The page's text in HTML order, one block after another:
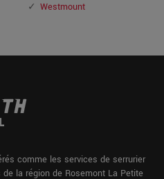
Westmount
comme les services de serrurier
la région de Rosemont La Petite